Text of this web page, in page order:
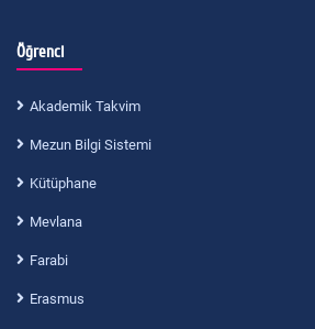
Öğrenci
Akademik Takvim
Mezun Bilgi Sistemi
Kütüphane
Mevlana
Farabi
Erasmus